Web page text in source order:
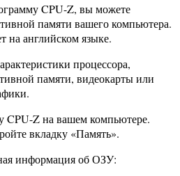
CPU-Z, вы можете
памяти вашего компьютера.
на английском языке.
процессора,
памяти, видеокарты или
CPU-Z на вашем компьютере.
вкладку «Память».
информация об ОЗУ: